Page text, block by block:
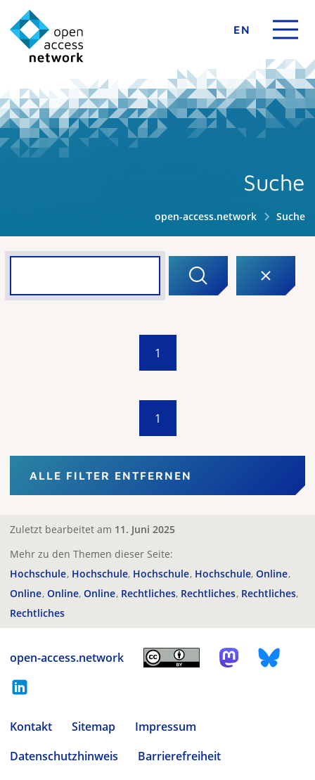
EN
Suche
open-access.network Suche
1
1
ALLE FILTER ENTFERNEN
Zuletzt bearbeitet am 11. Juni 2025
Mehr zu den Themen dieser Seite:
Hochschule Hochschule Hochschule Hochschule Online
Online Online Online Rechtliches Rechtliches Rechtliches
Rechtliches
open-access.network
Kontakt Sitemap
Impressum
Datenschutzhinweis
Barrierefreiheit